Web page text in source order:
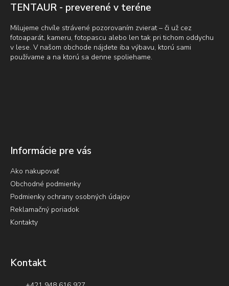
TENTAUR - preverené v teréne
Milujeme chvíle strávené pozorovaním zvierat – či už cez
fotoaparát, kameru, fotopascu alebo len tak pri tichom oddychu
v lese. V našom obchode nájdete iba výbavu, ktorú sami
používame a na ktorú sa denne spoliehame.
Informácie pre vás
Ako nakupovať
Obchodné podmienky
Podmienky ochrany osobných údajov
Reklamačný poriadok
Kontakty
Kontakt